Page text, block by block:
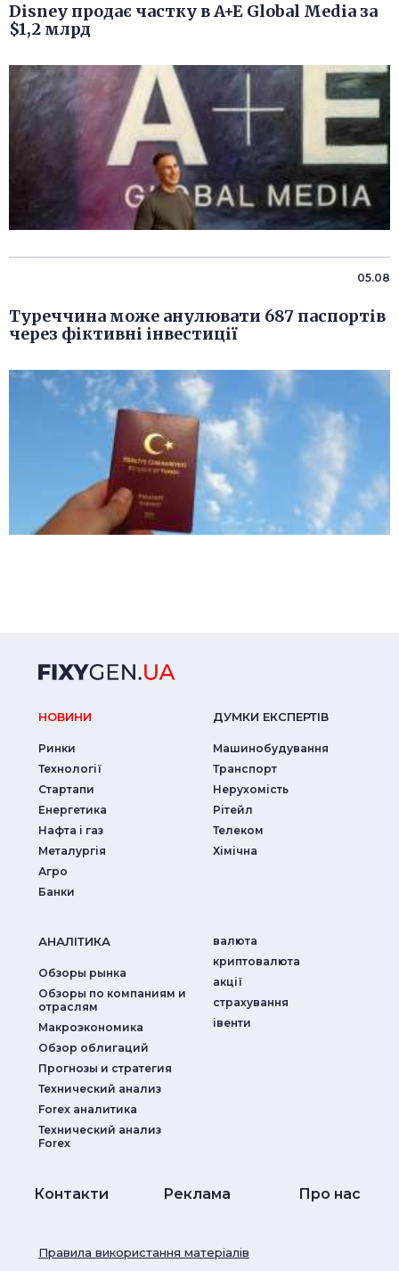
Disney продає частку в A+E Global Media за
$1,2 млрд
05.08
Туреччина може анулювати 687 паспортів
через фіктивні інвестиції
НОВИНИ
Ринки
Технології
Стартапи
Енергетика
Нафта і газ
Металургія
Агро
Банки
ДУМКИ ЕКСПЕРТIВ
Машинобудування
Транспорт
Нерухомість
Рітейл
Телеком
Хімічна
АНАЛIТИКА
Обзоры рынка
Обзоры по компаниям и
отраслям
Макроэкономика
Обзор облигаций
Прогнозы и стратегия
Технический анализ
Forex аналитика
Технический анализ
Forex
валюта
криптовалюта
акції
страхування
iвенти
Контакти Реклама Про нас
Правила використання матеріалів